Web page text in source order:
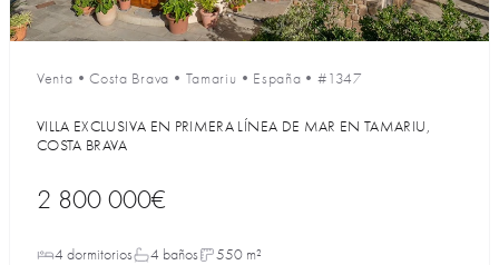
Venta •Costa Brava • Tamariu • España •#1347
VILLA EXCLUSIVA EN PRIMERA LÍNEA DE MAR EN TAMARIU,
COSTA BRAVA
2 800 000€
4 dormitorios 4 baños 550 m²